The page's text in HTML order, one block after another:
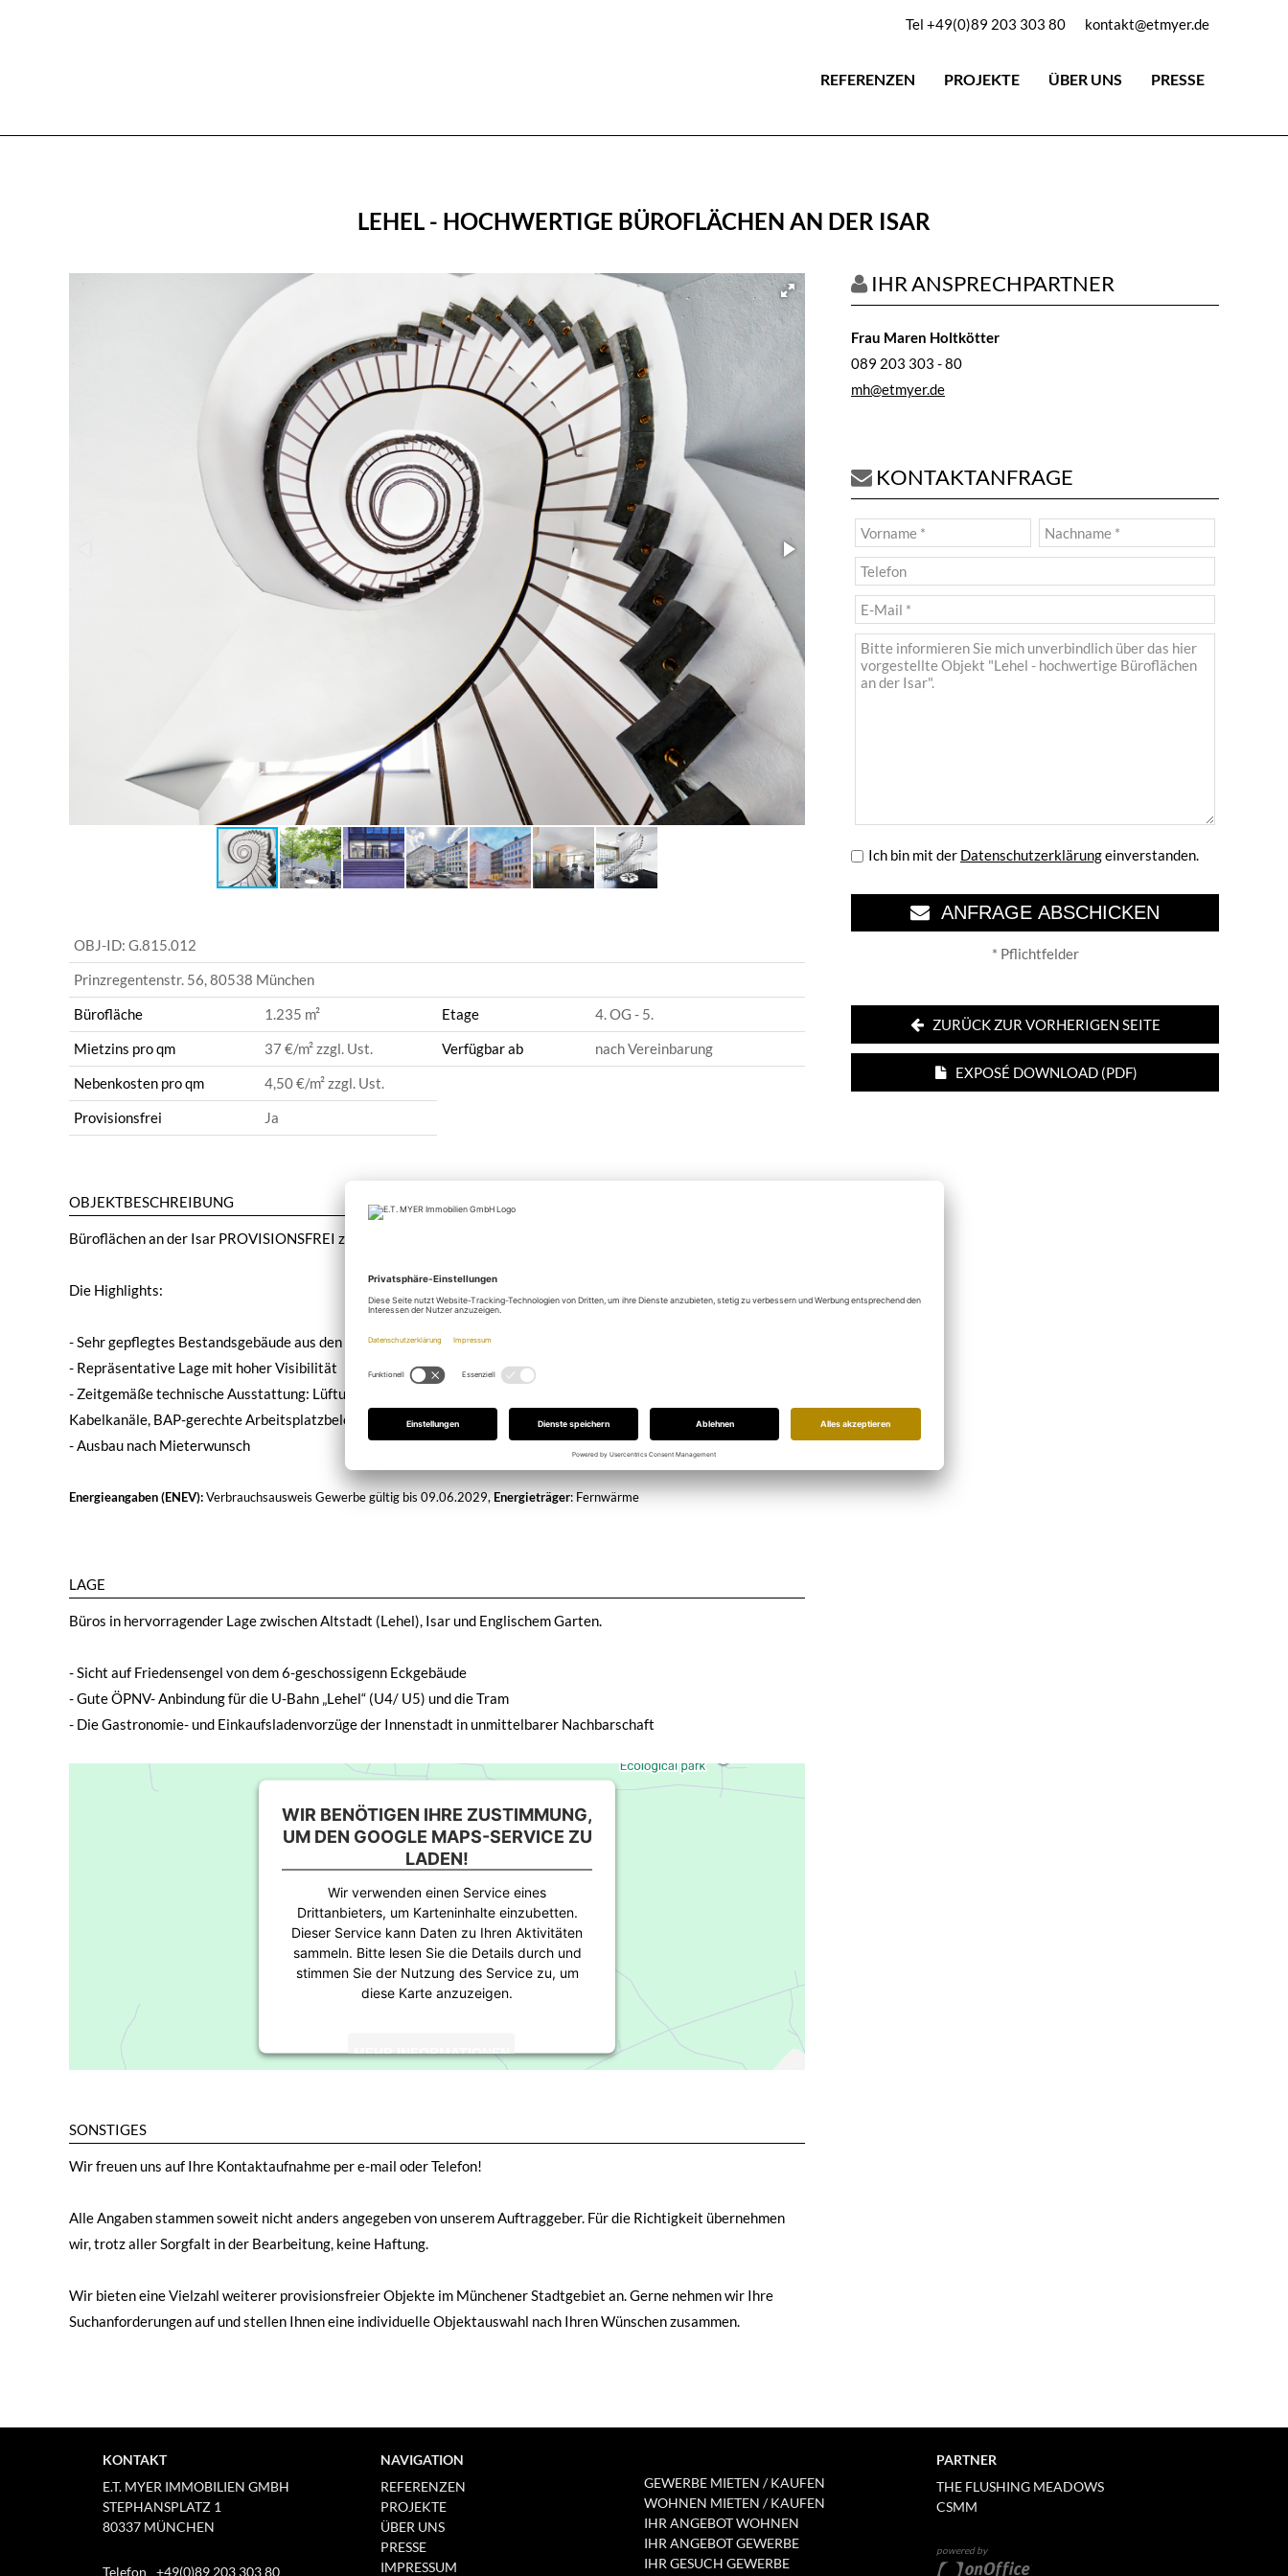
Tel +49(0)89 203 303 80 kontakt@etmyer.de
REFERENZEN PROJEKTE ÜBER UNS PRESSE
LEHEL - HOCHWERTIGE BÜROFLÄCHEN AN DER ISAR
OBJ-ID: G.815.012
Prinzregentenstr. 56,80538 München
Bürofläche
1.235 m²
Mietzins pro qm
37 €/m² zzgl. Ust.
Nebenkosten pro qm
4,50 €/m² zzgl. Ust.
Provisionsfrei
Ja
Etage
4. OG - 5.
Verfügbar ab
nach Vereinbarung
OBJEKTBESCHREIBUNG
Büroflächen an der Isar PROVISIONSFREI zu vermieten.
Die Highlights:
- Sehr gepflegtes Bestandsgebäude aus den 60er Jahren
- Repräsentative Lage mit hoher Visibilität
- Zeitgemäße technische Ausstattung: Lüftungsanlage, teilw. Klimatisierung, Sonnenschutz zum Innenhof,
Kabelkanäle, BAP-gerechte Arbeitsplatzbeleuchtung, Aufzug
- Ausbau nach Mieterwunsch
Energieangaben (ENEV):Verbrauchsausweis Gewerbegültig bis 09.06.2029, Energieträger: Fernwärme
LAGE
Büros in hervorragender Lage zwischen Altstadt (Lehel), Isar und Englischem Garten.
- Sicht auf Friedensengel von dem 6-geschossigenn Eckgebäude
- Gute ÖPNV- Anbindung für die U-Bahn „Lehel“ (U4/ U5) und die Tram
- Die Gastronomie- und Einkaufsladenvorzüge der Innenstadt in unmittelbarer Nachbarschaft
WIR BENÖTIGEN IHRE ZUSTIMMUNG,
UM DEN GOOGLE MAPS-SERVICE ZU
LADEN!
Wir verwenden einen Service eines
Drittanbieters, um Karteninhalte einzubetten.
Dieser Service kann Daten zu Ihren Aktivitäten
sammeln. Bitte lesen Sie die Details durch und
stimmen Sie der Nutzung des Service zu, um
diese Karte anzuzeigen.
MEHR INFORMATIONEN
SONSTIGES
Wir freuen uns auf Ihre Kontaktaufnahme per e-mail oder Telefon!
Alle Angaben stammen soweit nicht anders angegeben von unserem Auftraggeber. Für die Richtigkeit übernehmen
wir, trotz aller Sorgfalt in der Bearbeitung, keine Haftung.
Wir bieten eine Vielzahl weiterer provisionsfreier Objekte im Münchener Stadtgebiet an. Gerne nehmen wir Ihre
Suchanforderungen auf und stellen Ihnen eine individuelle Objektauswahl nach Ihren Wünschen zusammen.
IHR ANSPRECHPARTNER
Frau Maren Holtkötter
089 203 303 - 80
mh@etmyer.de
KONTAKTANFRAGE
Ich bin mit der Datenschutzerklärungeinverstanden.
ANFRAGE ABSCHICKEN
* Pflichtfelder
ZURÜCK ZUR VORHERIGEN SEITE
EXPOSÉ DOWNLOAD (PDF)
KONTAKT
E.T. MYER IMMOBILIEN GMBH
STEPHANSPLATZ 1
80337 MÜNCHEN
Telefon +49(0)89 203 303 80
NAVIGATION
REFERENZEN
PROJEKTE
ÜBER UNS
PRESSE
IMPRESSUM
GEWERBE MIETEN / KAUFEN
WOHNEN MIETEN / KAUFEN
IHR ANGEBOT WOHNEN
IHR ANGEBOT GEWERBE
IHR GESUCH GEWERBE
PARTNER
THE FLUSHING MEADOWS
CSMM
powered by